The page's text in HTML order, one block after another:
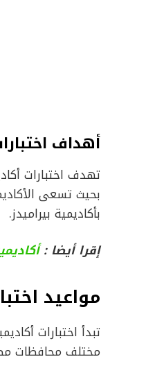
أهداف اختبارات
بحيث تسعى
بأكاديمية بيراميدز.
إقرا أيضا :
مواعيد
مختلف محافظات